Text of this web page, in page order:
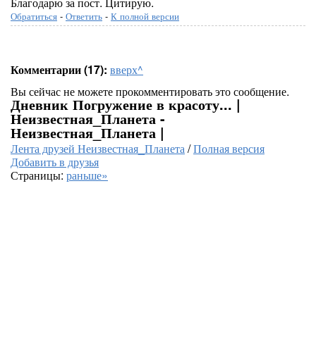
Обратиться - Ответить - К полной версии
Комментарии (17): вверх^
Вы сейчас не можете прокомментировать это сообщение.
Дневник Погружение в красоту... |
Неизвестная_Планета -
Неизвестная_Планета |
Лента друзей Неизвестная_Планета/Полная версия
Добавить в друзья
Страницы: раньше»